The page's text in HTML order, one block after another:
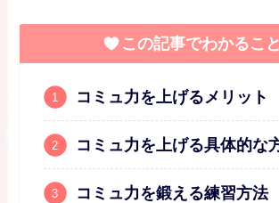
この記事でわかるこ
コミュ力を上げるメリット
コミュ力を上げる具体的な
コミュ力を鍛える練習方法